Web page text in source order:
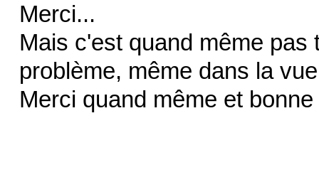
Merci...
Mais c'est quand même pas
problème, même dans la
Merci quand même et